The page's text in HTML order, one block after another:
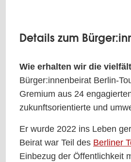
Details zum
Wie erhalten wir die
Bürger:innenbeirat Berlin-
Gremium aus 24
zukunftsorientierte und
Er wurde 2022 ins Leben
Beirat war Teil des Berliner
Einbezug der Öffentlichkeit